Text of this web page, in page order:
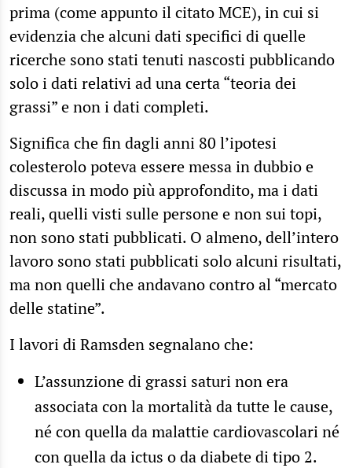
prima (come appunto il citato MCE), in cui si
evidenzia che alcuni dati specifici di quelle
ricerche sono stati tenuti nascosti pubblicando
solo i dati relativi ad una certa “teoria dei
grassi” e non i dati completi.
Significa che fin dagli anni 80 l’ipotesi
colesterolo poteva essere messa in dubbio e
discussa in modo più approfondito, ma i dati
reali, quelli visti sulle persone e non sui topi,
non sono stati pubblicati. O almeno, dell’intero
lavoro sono stati pubblicati solo alcuni risultati,
ma non quelli che andavano contro al “mercato
delle statine”.
I lavori di Ramsden segnalano che:
L’assunzione di grassi saturi non era
associata con la mortalità da tutte le cause,
né con quella da malattie cardiovascolari né
con quella da ictus o da diabete di tipo 2.